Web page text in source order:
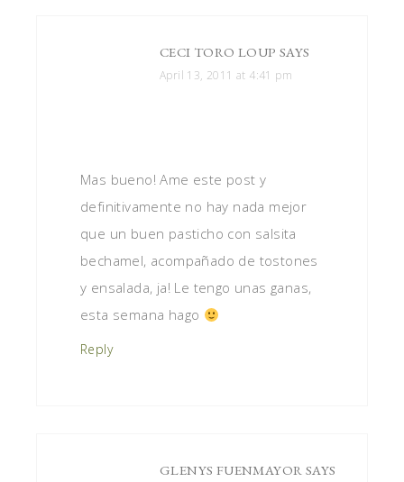
CECI TORO LOUP SAYS
April 13, 2011 at 4:41 pm
Mas bueno! Ame este post y
definitivamente no hay nada mejor
que un buen pasticho con salsita
bechamel, acompañado de tostones
y ensalada, ja! Le tengo unas ganas,
esta semana hago
Reply
GLENYS FUENMAYOR SAYS